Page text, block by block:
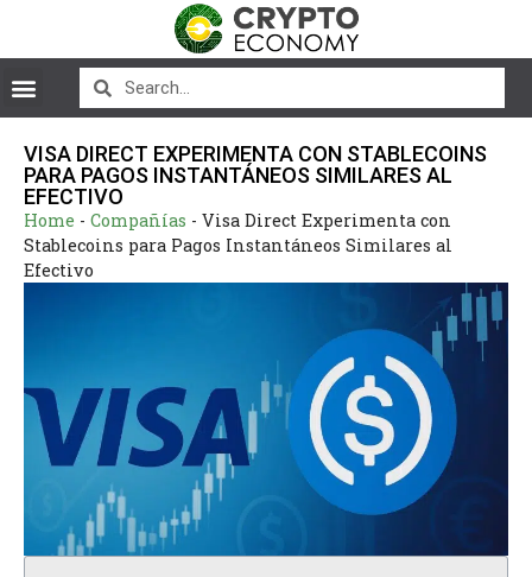
VISA DIRECT EXPERIMENTA CON STABLECOINS
PARA PAGOS INSTANTÁNEOS SIMILARES AL
EFECTIVO
Home - Compañías - Visa Direct Experimenta con
Stablecoins para Pagos Instantáneos Similares al
Efectivo